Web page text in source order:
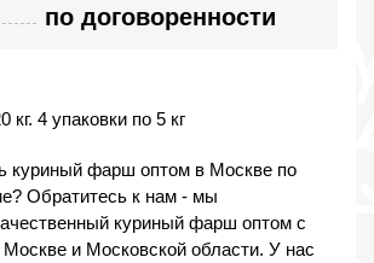
по договоренности
кг. 4 упаковки по 5 кг
куриный фарш оптом в Москве по
Обратитесь к нам - мы
куриный фарш оптом с
Москве и Московской области. У нас